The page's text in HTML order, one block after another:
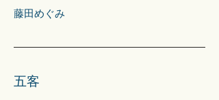
藤田めぐみ
五客